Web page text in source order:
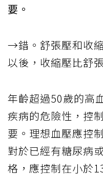
要。
→錯。舒張壓和收
以後，收縮壓比舒
年齡超過50歲的高
疾病的危險性，控
要。理想血壓應控
對於已經有糖尿病
格，應控制在小於